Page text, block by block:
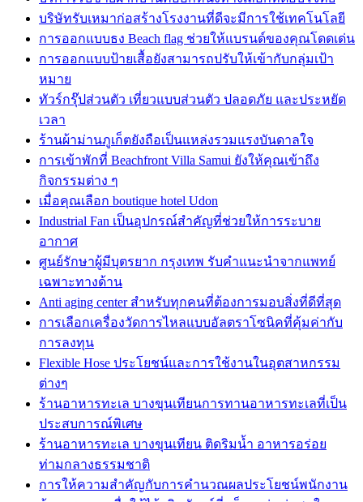
บริษัทรับเหมาก่อสร้างโรงงานที่ดีจะมีการใช้เทคโนโลยี
การออกแบบธง Beach flag ช่วยให้แบรนด์ของคุณโดดเด่น
การออกแบบป้ายเสื้อยังสามารถปรับให้เข้ากับกลุ่มเป้า
หมาย
ทัวร์กรุ๊ปส่วนตัว เที่ยวแบบส่วนตัว ปลอดภัย และประหยัด
เวลา
ร้านผ้าม่านภูเก็ตยังถือเป็นแหล่งรวมแรงบันดาลใจ
การเข้าพักที่ Beachfront Villa Samui ยังให้คุณเข้าถึง
กิจกรรมต่าง ๆ
เมื่อคุณเลือก boutique hotel Udon
Industrial Fan เป็นอุปกรณ์สำคัญที่ช่วยให้การระบาย
อากาศ
ศูนย์รักษาผู้มีบุตรยาก กรุงเทพ รับคำแนะนำจากแพทย์
เฉพาะทางด้าน
Anti aging center สำหรับทุกคนที่ต้องการมอบสิ่งที่ดีที่สุด
การเลือกเครื่องวัดการไหลแบบอัลตราโซนิคที่คุ้มค่ากับ
การลงทุน
Flexible Hose ประโยชน์และการใช้งานในอุตสาหกรรม
ต่างๆ
ร้านอาหารทะเล บางขุนเทียนการทานอาหารทะเลที่เป็น
ประสบการณ์พิเศษ
ร้านอาหารทะเล บางขุนเทียน ติดริมน้ำ อาหารอร่อย
ท่ามกลางธรรมชาติ
การให้ความสำคัญกับการคำนวณผลประโยชน์พนักงาน